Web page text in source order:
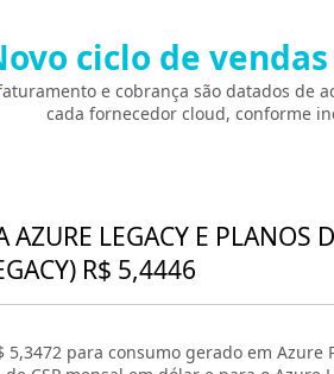
ciclo de
e cobrança são datados de
cada fornecedor cloud, conforme
AZURE LEGACY E PLANOS
R$ 5,4446
5,3472 para consumo gerado em Azure